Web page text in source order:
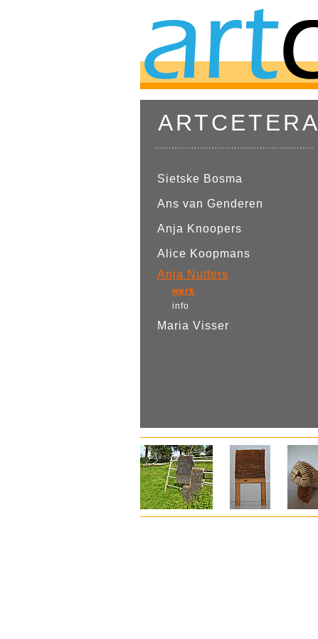
ARTCETERA
........................................................
Sietske Bosma
Ans van Genderen
Anja Knoopers
Alice Koopmans
Anja Nutters
werk
info
Maria Visser